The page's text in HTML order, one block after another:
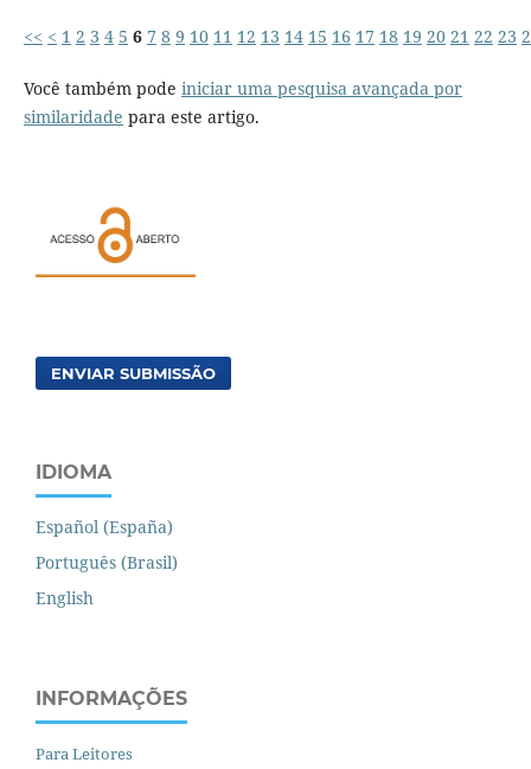
<< < 1 2 3 4 5 6 7 8 9 10 11 12 13 14 15 16 17 18 19 20 21 22 23
Você também pode iniciar uma pesquisa avançada por
similaridade para este artigo.
ENVIAR SUBMISSÃO
IDIOMA
Español (España)
Português (Brasil)
English
INFORMAÇÕES
Para Leitores